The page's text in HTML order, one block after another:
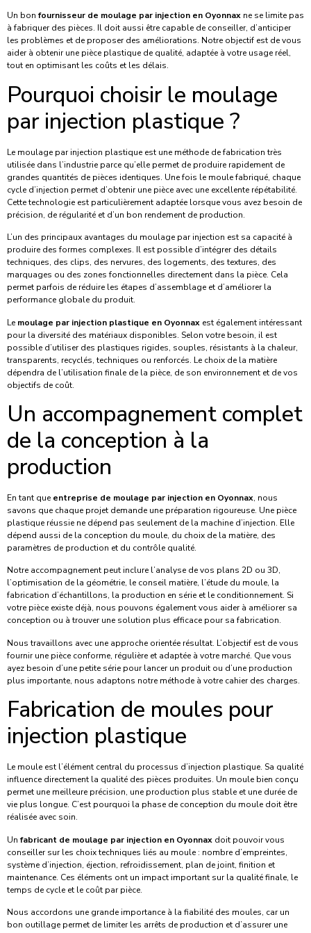
Un bonfournisseur de moulage par injection en Oyonnax ne se limite pas
à fabriquer des pièces. Il doit aussi être capable de conseiller, d’anticiper
les problèmes et de proposer des améliorations. Notre objectif est de vous
aider à obtenir une pièce plastique de qualité, adaptée à votre usage réel,
tout en optimisant les coûts et les délais.
Pourquoi choisir le moulage
par injection plastique ?
Le moulage par injection plastique est une méthode de fabrication très
utilisée dans l’industrie parce qu’elle permet de produire rapidement de
grandes quantités de pièces identiques. Une fois le moule fabriqué, chaque
cycle d’injection permet d’obtenir une pièce avec une excellente répétabilité.
Cette technologie est particulièrement adaptée lorsque vous avez besoin de
précision, de régularité et d’un bon rendement de production.
L’un des principaux avantages du moulage par injection est sa capacité à
produire des formes complexes. Il est possible d’intégrer des détails
techniques, des clips, des nervures, des logements, des textures, des
marquages ou des zones fonctionnelles directement dans la pièce. Cela
permet parfois de réduire les étapes d’assemblage et d’améliorer la
performance globale du produit.
Le moulage par injection plastique en Oyonnax est également intéressant
pour la diversité des matériaux disponibles. Selon votre besoin, il est
possible d’utiliser des plastiques rigides, souples, résistants à la chaleur,
transparents, recyclés, techniques ou renforcés. Le choix de la matière
dépendra de l’utilisation finale de la pièce, de son environnement et de vos
objectifs de coût.
Un accompagnement complet
de la conception à la
production
En tant que entreprise de moulage par injection en Oyonnax, nous
savons que chaque projet demande une préparation rigoureuse. Une pièce
plastique réussie ne dépend pas seulement de la machine d’injection. Elle
dépend aussi de la conception du moule, du choix de la matière, des
paramètres de production et du contrôle qualité.
Notre accompagnement peut inclure l’analyse de vos plans 2D ou 3D,
l’optimisation de la géométrie, le conseil matière, l’étude du moule, la
fabrication d’échantillons, la production en série et le conditionnement. Si
votre pièce existe déjà, nous pouvons également vous aider à améliorer sa
conception ou à trouver une solution plus efficace pour sa fabrication.
Nous travaillons avec une approche orientée résultat. L’objectif est de vous
fournir une pièce conforme, régulière et adaptée à votre marché. Que vous
ayez besoin d’une petite série pour lancer un produit ou d’une production
plus importante, nous adaptons notre méthode à votre cahier des charges.
Fabrication de moules pour
injection plastique
Le moule est l’élément central du processus d’injection plastique. Sa qualité
influence directement la qualité des pièces produites. Un moule bien conçu
permet une meilleure précision, une production plus stable et une durée de
vie plus longue. C’est pourquoi la phase de conception du moule doit être
réalisée avec soin.
Unfabricant de moulage par injection en Oyonnax doit pouvoir vous
conseiller sur les choix techniques liés au moule : nombre d’empreintes,
système d’injection, éjection, refroidissement, plan de joint, finition et
maintenance. Ces éléments ont un impact important sur la qualité finale, le
temps de cycle et le coût par pièce.
Nous accordons une grande importance à la fiabilité des moules, car un
bon outillage permet de limiter les arrêts de production et d’assurer une